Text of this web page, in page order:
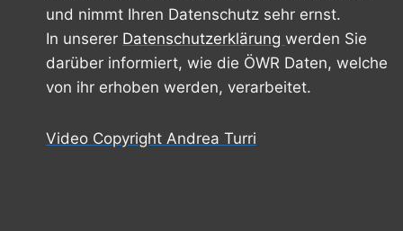
und nimmt Ihren Datenschutz sehr ernst.
In unserer Datenschutzerklärung werden Sie
darüber informiert, wie die ÖWR Daten, welche
von ihr erhoben werden, verarbeitet.
Video Copyright Andrea Turri